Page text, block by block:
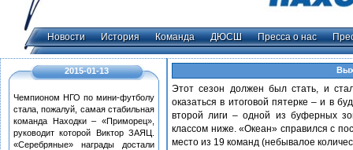
Новости История Команда ДЮСШ Пресса о нас
2015-01-13
Чемпионом НГО по мини-футболу
стала, пожалуй, самая стабильная
команда Находки – «Приморец»,
руководит которой Виктор ЗАЯЦ.
«Серебряные» награды достали
Этот сезон должен был стать, и
оказаться в итоговой пятерке – и в
второй лиги – одной из буферных
классом ниже. «Океан» справился с
место из 19 команд (небывалое